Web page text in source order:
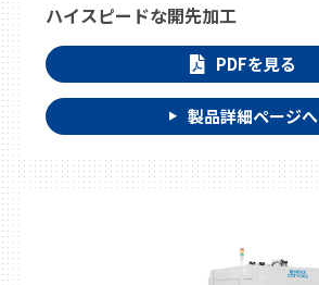
ハイスピードな開先加工
PDFを見る
製品詳細ページへ